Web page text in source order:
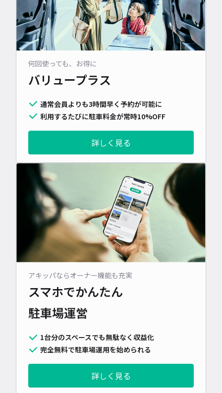
何回使っても、お得に
バリュープラス
通常会員よりも3時間早く予約が可能に
利用するたびに駐車料金が常時10%OFF
詳しく見る
アキッパならオーナー機能も充実
スマホでかんたん
駐車場運営
1台分のスペースでも無駄なく収益化
完全無料で駐車場運用を始められる
詳しく見る